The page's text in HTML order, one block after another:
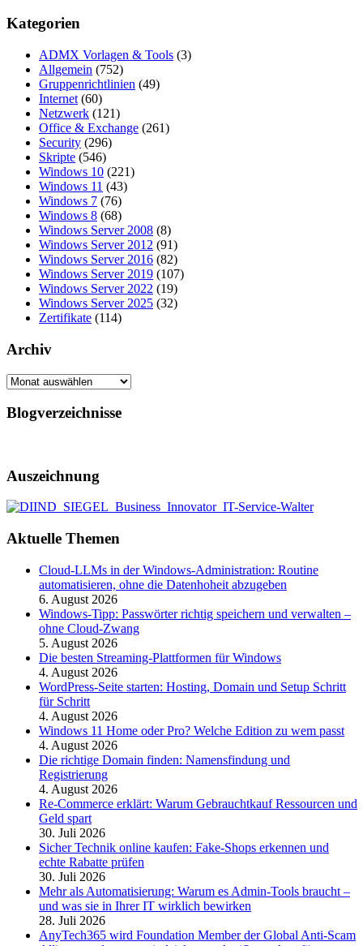
Kategorien
ADMX Vorlagen & Tools (3)
Allgemein (752)
Gruppenrichtlinien (49)
Internet (60)
Netzwerk (121)
Office & Exchange (261)
Security (296)
Skripte (546)
Windows 10 (221)
Windows 11 (43)
Windows 7 (76)
Windows 8 (68)
Windows Server 2008 (8)
Windows Server 2012 (91)
Windows Server 2016 (82)
Windows Server 2019 (107)
Windows Server 2022 (19)
Windows Server 2025 (32)
Zertifikate (114)
Archiv
Archiv
Blogverzeichnisse
Auszeichnung
Aktuelle Themen
Cloud-LLMs in der Windows-Administration: Routine
automatisieren, ohne die Datenhoheit abzugeben
6. August 2026
Windows-Tipp: Passwörter richtig speichern und verwalten –
ohne Cloud-Zwang
5. August 2026
Die besten Streaming-Plattformen für Windows
4. August 2026
WordPress-Seite starten: Hosting, Domain und Setup Schritt
für Schritt
4. August 2026
Windows 11 Home oder Pro? Welche Edition zu wem passt
4. August 2026
Die richtige Domain finden: Namensfindung und
Registrierung
4. August 2026
Re-Commerce erklärt: Warum Gebrauchtkauf Ressourcen und
Geld spart
30. Juli 2026
Sicher Technik online kaufen: Fake-Shops erkennen und
echte Rabatte prüfen
30. Juli 2026
Mehr als Automatisierung: Warum es Admin-Tools braucht –
und was sie in Ihrer IT wirklich bewirken
28. Juli 2026
AnyTech365 wird Foundation Member der Global Anti-Scam